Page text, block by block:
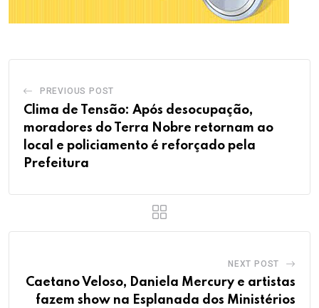
PREVIOUS POST
Clima de Tensão: Após desocupação,
moradores do Terra Nobre retornam ao
local e policiamento é reforçado pela
Prefeitura
NEXT POST
Caetano Veloso, Daniela Mercury e artistas
fazem show na Esplanada dos Ministérios